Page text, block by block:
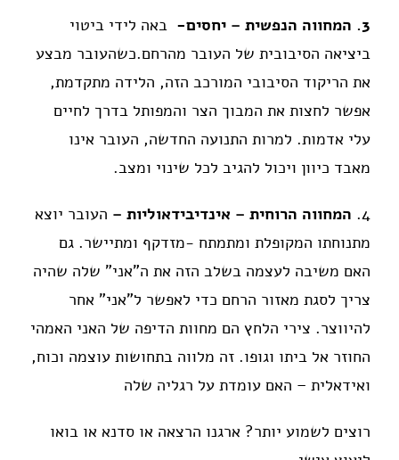
3. המחווה הנפשית – יחסים-
באה לידי ביטוי
ביציאה הסיבובית של העובר מהרחם.כשהעובר מבצע
את הריקוד הסיבובי המורכב הזה, הלידה מתקדמת,
אפשר לחצות את המבוך הצר והמפותל בדרך לחיים
עלי אדמות. למרות התנועה החדשה, העובר אינו
מאבד כיוון ויכול להגיב לכל שינוי ומצב.
4. המחווה הרוחית – אינדיבידאוליות – העובר יוצא
מתנוחתו המקופלת ומתמתח -מזדקף ומתיישר. גם
האם משיבה לעצמה בשלב הזה את ה"אני" שלה שהיה
צריך לסגת מאזור הרחם כדי לאפשר ל"אני" אחר
להיווצר. צירי הלחץ הם מחוות הדיפה של האני האמהי
החוזר אל ביתו וגופו. זה מלווה בתחושות עוצמה וכוח,
ואידאלית – האם עומדת על רגליה שלה
רוצים לשמוע יותר? ארגנו הרצאה או סדנא או בואו